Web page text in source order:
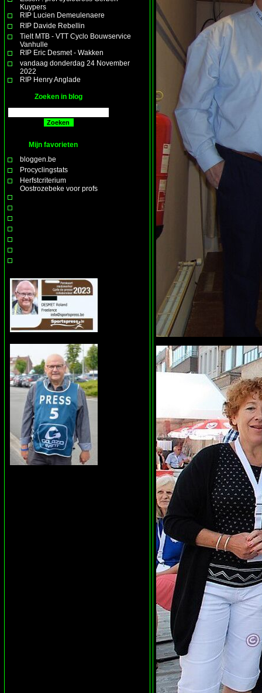
Kuypers
RIP Lucien Demeulenaere
RIP Davide Rebellin
Tielt MTB - VTT Cyclo Bouwservice
Vanhulle
RIP Eric Desmet - Wakken
vandaag donderdag 24 November
2022
RIP Henry Anglade
Zoeken in blog
Mijn favorieten
bloggen.be
Procyclingstats
Herfstcriterium
Oostrozebeke voor profs